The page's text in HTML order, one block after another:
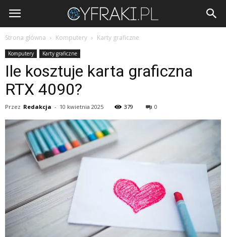
Cyfraki.pl
Strona główna Komputery Karty graficzne
Komputery Karty graficzne
Ile kosztuje karta graficzna
RTX 4090?
Przez Redakcja - 10 kwietnia 2025 379 0